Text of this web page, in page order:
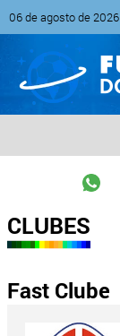
06 de agosto de 2026
CLUBES
Fast Clube